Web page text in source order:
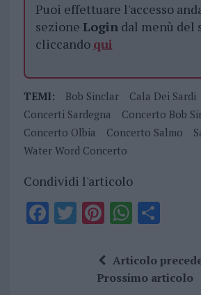
Puoi effettuare l'accesso
sezione Logindal menù del
cliccando qui
TEMI: Bob Sinclar Cala Dei Sardi
Concerti Sardegna
Concerto Bob
Concerto Olbia
Concerto Salmo
Water Word Concerto
Condividi l'articolo
F T Pi
te
re
W
at
s
S
a
re
Articolo
Prossimo articolo